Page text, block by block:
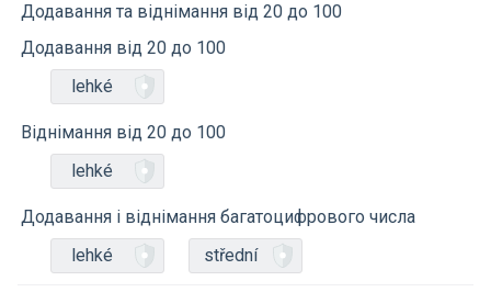
Додавання та віднімання від 20 до 100
Додавання від 20 до 100
lehké
Віднімання від 20 до 100
lehké
Додавання і віднімання багатоцифрового числа
lehké
střední